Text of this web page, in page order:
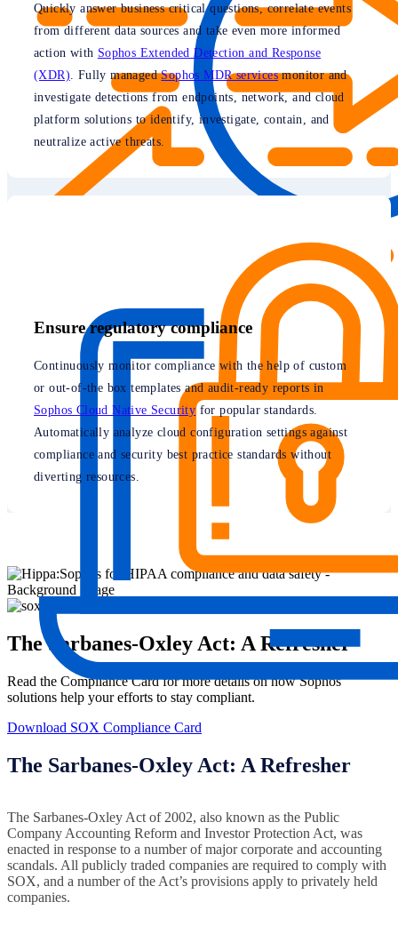
Quickly answer business critical questions, correlate events
from different data sources and take even more informed
action with Sophos Extended Detection and Response
(XDR) . Fully managedSophos MDR servicesmonitor and
investigate detections from endpoints, network, and cloud
platform solutions to identify, investigate, contain, and
neutralize active threats.
Ensure regulatory compliance
Continuously monitor compliance with the help of custom
or out-of-the box templates and audit-ready reports in
Sophos Cloud Native Securityfor popular standards.
Automatically analyze cloud configuration settings against
compliance and security best practice standards without
diverting resources.
The Sarbanes-Oxley Act: A Refresher
Read the Compliance Card for more details on how Sophos
solutions help your efforts to stay compliant.
Download SOX Compliance Card
The Sarbanes-Oxley Act: A Refresher
The Sarbanes-Oxley Act of 2002, also known as the Public
Company Accounting Reform and Investor Protection Act, was
enacted in response to a number of major corporate and accounting
scandals. All publicly traded companies are required to comply with
SOX, and a number of the Act’s provisions apply to privately held
companies.